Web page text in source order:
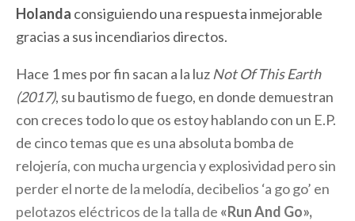
Holanda consiguiendo una respuesta inmejorable
gracias a sus incendiarios directos.
Hace 1 mes por fin sacan a la luz Not Of This Earth
(2017), su bautismo de fuego, en donde demuestran
con creces todo lo que os estoy hablando con un E.P.
de cinco temas que es una absoluta bomba de
relojería, con mucha urgencia y explosividad pero sin
perder el norte de la melodía, decibelios ‘a go go’ en
pelotazos eléctricos de la talla de «Run And Go»,